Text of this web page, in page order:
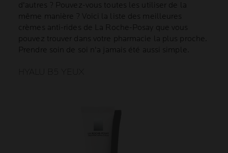
d'autres ? Pouvez-vous toutes les utiliser de la
même manière ? Voici la liste des meilleures
crèmes anti-rides de La Roche-Posay que vous
pouvez trouver dans votre pharmacie la plus proche.
Prendre soin de soi n'a jamais été aussi simple.